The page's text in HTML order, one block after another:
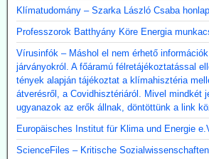
Klímatudomány – Szarka László Csaba
Professzorok Batthyány Köre Energia
Vírusinfók – Máshol el nem érhető információk
járványokról. A főáramú félretájékoztatással
tények alapján tájékoztat a klímahisztéria
átverésről, a Covidhisztériáról. Mivel mindkét
ugyanazok az erők állnak, döntöttünk a link
Europäisches Institut für Klima und Energie
ScienceFiles – Kritische Sozialwissenschaften